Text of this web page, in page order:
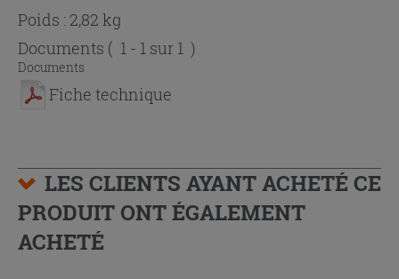
Poids : 2,82 kg
Documents ( 1 - 1 sur 1 )
Documents
Fiche technique
LES CLIENTS AYANT ACHETÉ CE
PRODUIT ONT ÉGALEMENT
ACHETÉ